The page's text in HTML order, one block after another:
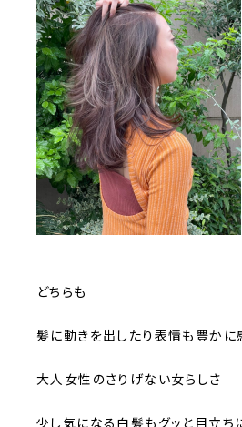
どちらも
髪に動きを出したり表情も豊かに
大人女性のさりげない女らしさ
少し気になる白髪もグッと目立ち